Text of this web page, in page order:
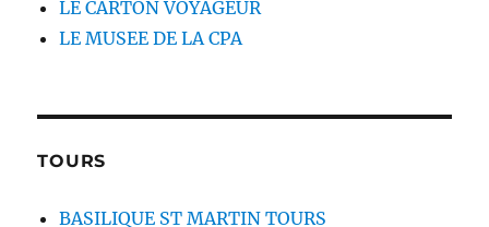
LE CARTON VOYAGEUR
LE MUSEE DE LA CPA
TOURS
BASILIQUE ST MARTIN TOURS